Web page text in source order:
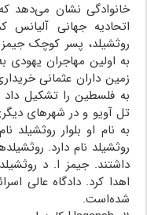
اتحادیه جهانی
روثشیلد، پسر کوچک
به اولین مهاجران یهودی
تل آویو و در شهرهای
به نام او بلوار روثشیلد
روثشیلد نام دارد.
داشتند. جیمز ا. د
اهدا کرد. دادگاه عالی
شده‌است.